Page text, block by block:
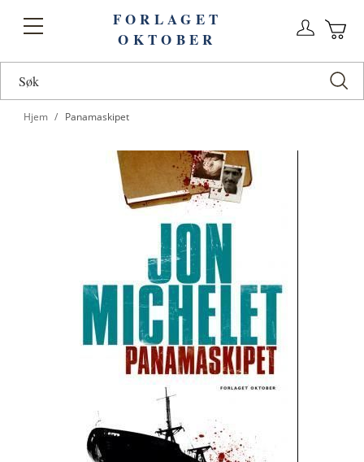
Toggle
FORLAGET
OKTOBER
Hjem Panamaskipet